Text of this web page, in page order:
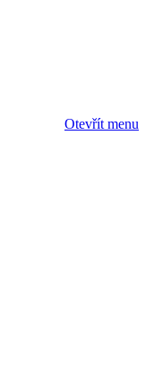
Otevřít menu